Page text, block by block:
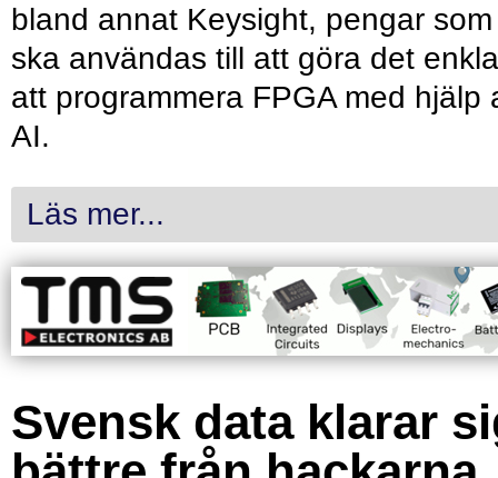
bland annat Keysight, pengar som
ska användas till att göra det
att programmera FPGA med hjälp
AI.
Läs mer...
Svensk data klarar